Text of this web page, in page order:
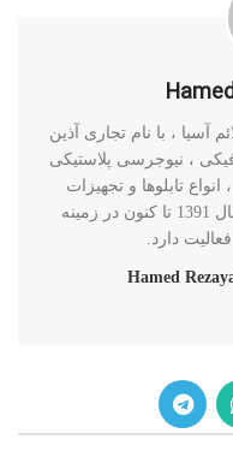
، با نام تجاری آذین
، نیوجرسی پلاستیکی
تابلوها و تجهیزات
ترافیکی می باشد. این شرکت از سال 1391 تا کنون در زمینه
دارد.